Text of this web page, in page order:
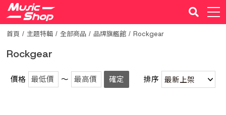
首頁 主題特輯 全部商品 品牌旗艦館 Rockgear
Rockgear
價格 ～ 確定 排序